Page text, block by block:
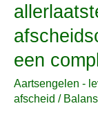
een
Aartsengelen -
afscheid /
in
de
levensfase
en
het